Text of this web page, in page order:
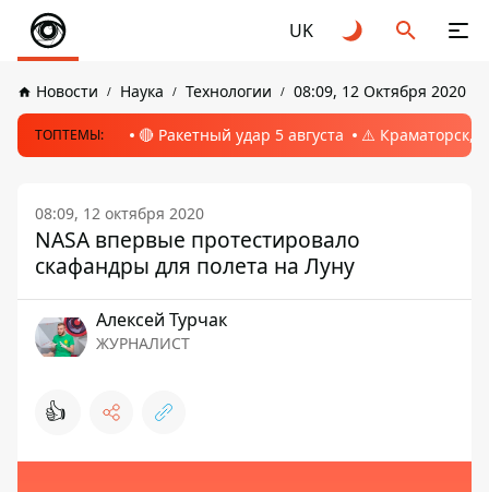
UK
Новости Наука Технологии 08:09, 12 Октября 2020
ТОПТЕМЫ: 🔴 Ракетный удар 5 августа ⚠️ Краматорск,
08:09, 12 октября 2020
NASA впервые протестировало
скафандры для полета на Луну
Алексей Турчак
ЖУРНАЛИСТ
👍